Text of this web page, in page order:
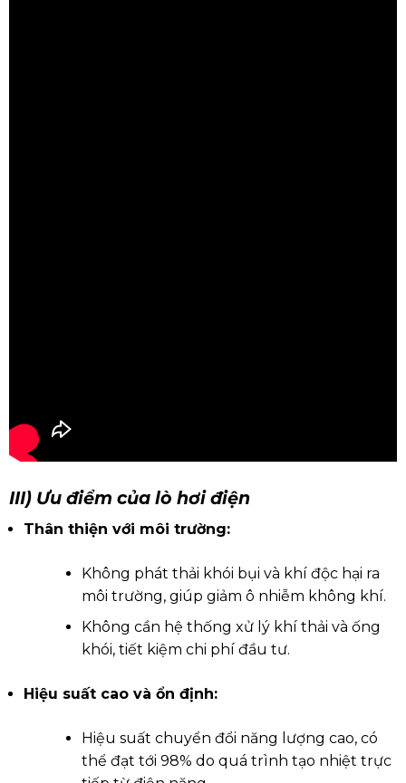
III) Ưu điểm của lò hơi điện
Thân thiện với môi trường:
Không phát thải khói bụi và khí độc hại ra
môi trường, giúp giảm ô nhiễm không khí.
Không cần hệ thống xử lý khí thải và ống
khói, tiết kiệm chi phí đầu tư.
Hiệu suất cao và ổn định:
Hiệu suất chuyển đổi năng lượng cao, có
thể đạt tới 98% do quá trình tạo nhiệt trực